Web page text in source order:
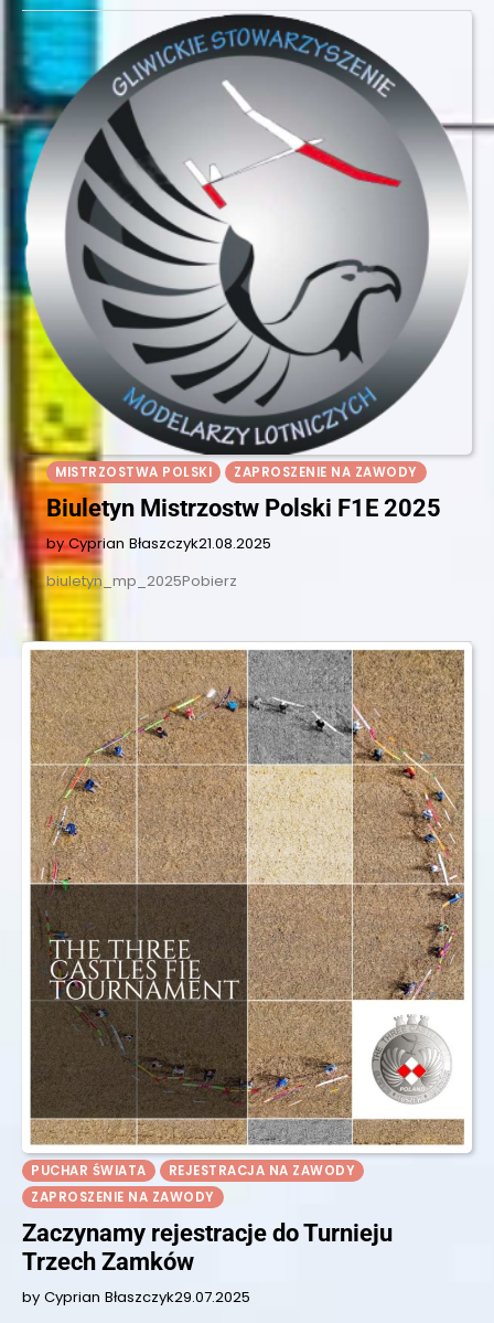
MISTRZOSTWA POLSKI ZAPROSZENIE NA ZAWODY
Biuletyn Mistrzostw Polski F1E 2025
by Cyprian Błaszczyk21.08.2025
biuletyn_mp_2025Pobierz
PUCHAR ŚWIATA
REJESTRACJA NA ZAWODY
ZAPROSZENIE NA ZAWODY
Zaczynamy rejestracje do Turnieju
Trzech Zamków
by Cyprian Błaszczyk29.07.2025